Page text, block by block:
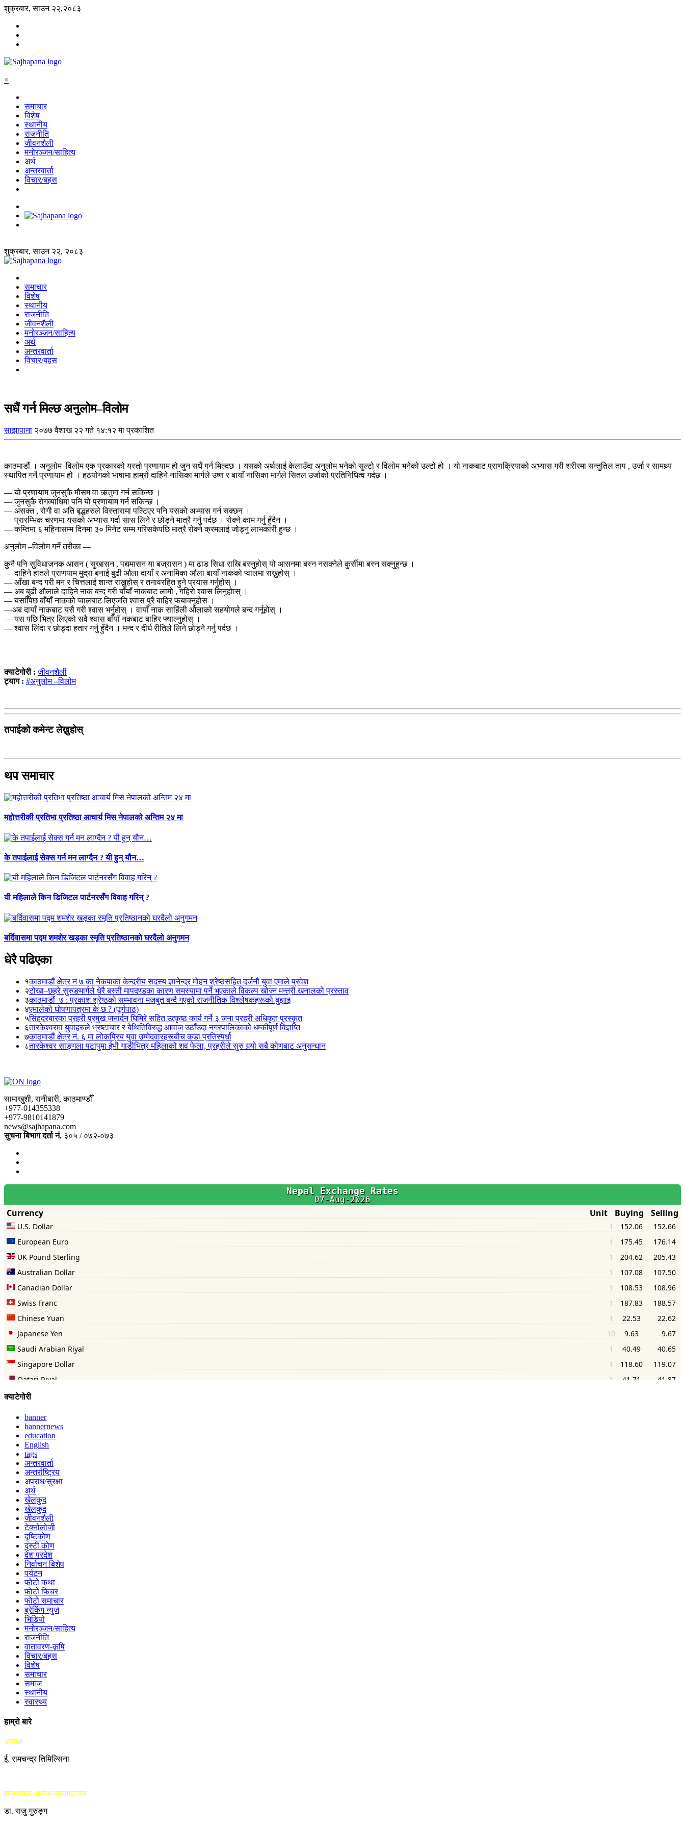
शुक्रबार, साउन २२,२०८३
×
समाचार
विशेष
स्थानीय
राजनीति
जीवनशैली
मनोरञ्जन/साहित्य
अर्थ
अन्तरवार्ता
विचार/बहस
शुक्रबार, साउन २२, २०८३
समाचार
विशेष
स्थानीय
राजनीति
जीवनशैली
मनोरञ्जन/साहित्य
अर्थ
अन्तरवार्ता
विचार/बहस
सधैं गर्न मिल्छ अनुलोम–विलोम
साझापाना २०७७ वैशाख २२ गते १४:१२ मा प्रकाशित
काठमाडौं । अनुलोम–विलोम एक प्रकारको यस्तो प्रणायाम हो जुन सधैं गर्न मिल्दछ । यसको अर्थलाई केलाउँदा अनुलोम भनेको सुल्टो र विलोम भनेको उल्टो हो । यो नाकबाट प्राणक्रियाको अभ्यास गरी शरीरमा सन्तुतिल ताप , उर्जा र सामथ्र्य
स्थापित गर्ने प्रणायाम हो । हठयोगको भाषामा हाम्रो दाहिने नासिका मार्गले उष्ण र बायाँ नासिका मार्गले सितल उर्जाको प्रतिनिधित्व गर्दछ ।
— यो प्रणायाम जुनसुकै मौसम वा ऋतुमा गर्न सकिन्छ ।
— जुनसुकै रोगव्याधिमा पनि यो प्रणायाम गर्न सकिन्छ ।
— असक्त , रोगी वा अति बृद्धहरुले विस्तारामा पल्टिएर पनि यसको अभ्यास गर्न सक्छन ।
— प्रारम्भिक चरणमा यसको अभ्यास गर्दा सास लिने र छोड्ने मात्रै गर्नु पर्दछ । रोक्ने काम गर्नु हुँदैन ।
— कम्तिमा ६ महिनासम्म दिनमा ३० मिनेट सम्म गरिसकेपछि मात्रै रोक्ने क्रमलाई जोड्नु लाभकारी हुन्छ ।
अनुलोम –विलोम गर्ने तरीका —
कुनै पनि सुविधाजनक आसन ( सुखासन , पद्यमासन या बज्रासन ) मा ढाड सिधा राखि बस्नुहोस् यो आसनमा बस्न नसक्नेले कुर्सीमा बस्न सक्नुहुन्छ ।
— दाहिने हातले प्राणयाम मुद्रा बनाई बुढी औला दायाँ र अनामिका औला बायाँ नाकको प्वालमा राख्नुहोस् ।
— आँखा बन्द गरी मन र चित्तलाई शान्त राख्नुहोस् र तनावरहित हुने प्रयास गर्नुहोस् ।
— अब बुढी औलाले दाहिने नाक बन्द गरी बाँयाँ नाकबाट लामो , गहिरो श्वास लिनुहोास् ।
— यसपििछ बाँयाँ नाकको प्वालबाट लिएजति श्वास पुरै बाहिर फयाक्नुहोस ।
—अब दायाँ नाकबाट यसै गरी श्वास भर्नुहोस् । वायाँ नाक साहिंली औलाको सहयोगले बन्द गर्नूहोस् ।
— यस पछि भित्र लिएको सवै श्वास बाँयाँ नकबाट बाहिर फ्याल्नुहोस् ।
— श्वास लिंदा र छोड्दा हतार गर्नु हुँदैन । मन्द र दीर्घ रीतिले लिने छोड्ने गर्नु पर्दछ ।
क्याटेगोरी :जीवनशैली
ट्याग : #अनुलोम –विलोम
तपाईको कमेन्ट लेख्नुहोस्
थप समाचार
महोत्तरीकी प्रतिभा प्रतिष्ठा आचार्य मिस नेपालको अन्तिम २४ मा
के तपाईलाई सेक्स गर्न मन लाग्दैन ? यी हुन् यौन…
यी महिलाले किन डिजिटल पार्टनरसँग विवाह गरिन् ?
बर्दिवासमा पद्म शमशेर खड्का स्मृति प्रतिष्ठानको घरदैलो अनुगमन
धेरै पढिएका
१काठमाडौं क्षेत्र नं ७ का नेकपाका केन्द्रीय सदस्य ज्ञानेन्द्र मोहन श्रेष्ठसहित दर्जनौं युवा एमाले प्रवेश
२टोखा–छहरे सुरुङमार्गले धेरै बस्ती मापदण्डका कारण समस्यामा पर्ने भएकाले विकल्प खोज्न मन्त्री खनालको प्रस्ताव
३काठमाडौं–७ : प्रकाश श्रेष्ठको सम्भावना मजबुत बन्दै गएको राजनीतिक विश्लेषकहरूको बुझाइ
४एमालेको घोषणापत्रमा के छ ? (पूर्णपाठ)
५सिंहदरबारका प्रहरी प्रमुख जनार्दन घिमिरे सहित उत्कृष्ठ कार्य गर्ने ३ जना प्रहरी अधिकृत पुरस्कृत
६तारकेश्वरमा युवाहरुले भ्रष्टाचार र बेथितिविरुद्ध आवाज उठाँउदा नगरपालिकाको धम्कीपूर्ण विज्ञप्ति
७काठमाडौं क्षेत्र नं. ६ मा लोकप्रिय युवा उम्मेदवारहरूबीच कडा प्रतिस्पर्धा
८तारकेश्वर साङ्गला पटापुमा ईभी गाडीभित्र महिलाको शव फेला, प्रहरीले सुरु गर्‍यो सबै कोणबाट अनुसन्धान
सामाखुशी, रानीबारी, काठमाण्डौँ
+977-014355338
+977-9810141879
news@sajhapana.com
सुचना बिभाग दर्ता नं. ३०५ / ०७२-०७३
क्याटेगोरी
banner
bannernews
education
English
tags
अन्तरवार्ता
अन्तर्राष्ट्रिय
अपराध/सुरक्षा
अर्थ
खेलकुद
खेलकुद
जीवनशैली
टेक्नोलोजी
दृष्टिकोण
दृस्टी कोण
देश परदेश
निर्वाचन बिशेष
पर्यटन
फोटो कथा
फोटो फिचर
फोटो समाचार
ब्रेकिंग न्युज
भिडियो
मनोरञ्जन/साहित्य
राजनीति
वातावरण-कृषि
विचार/बहस
विशेष
समाचार
समाज
स्थानीय
स्वास्थ्य
हाम्रो बारे
अध्यक्ष
ई. रामचन्द्र तिमिल्सिना
संस्थापक अध्यक्ष/सल्लाहकार
डा. राजु गुरुङ्ग